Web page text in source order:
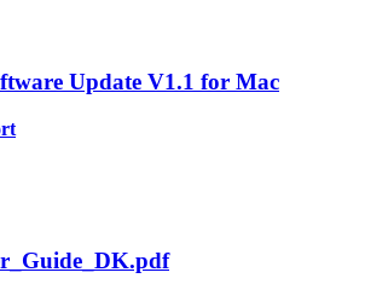
Update V1.1 for Mac